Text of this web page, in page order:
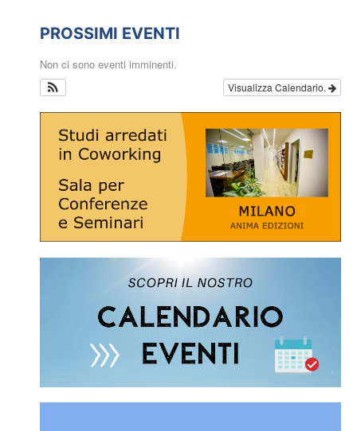
PROSSIMI EVENTI
Non ci sono eventi imminenti.
Visualizza Calendario.